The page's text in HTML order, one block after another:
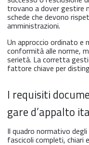
trovano a dover gestire
schede che devono
amministrazioni.
Un approccio ordinato e
conformità alle norme,
serietà. La corretta
fattore chiave per
I requisiti
gare d’appalto
Il quadro normativo
fascicoli completi, chiari